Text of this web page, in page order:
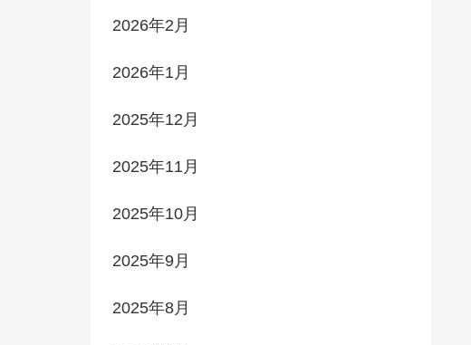
2026年2月
2026年1月
2025年12月
2025年11月
2025年10月
2025年9月
2025年8月